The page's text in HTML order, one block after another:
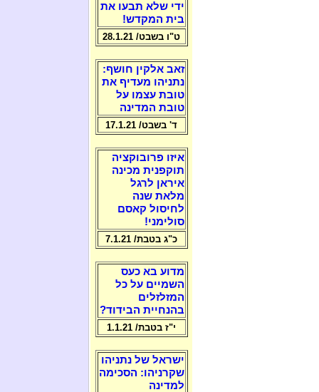
ידי שלא תבעו את
בית המקדש!
ט"ו בשבט/ 28.1.21
זאב אלקין חושף:
נתניהו מעדיף את
טובת עצמו על
טובת המדינה
ד' בשבט/ 17.1.21
איזו פרובוקציה
תוקפנית מכינה
איראן לרגל
מלאת שנה
לחיסול קאסם
סולימני!
כ"ג בטבת/ 7.1.21
מדוע בא כעס
השמיים על כל
המזלזלים
בהנחיית הבידוד?
י"ז בטבת/ 1.1.21
ישראל של נתניהו
שקרניהו: הסכימה
למדינה